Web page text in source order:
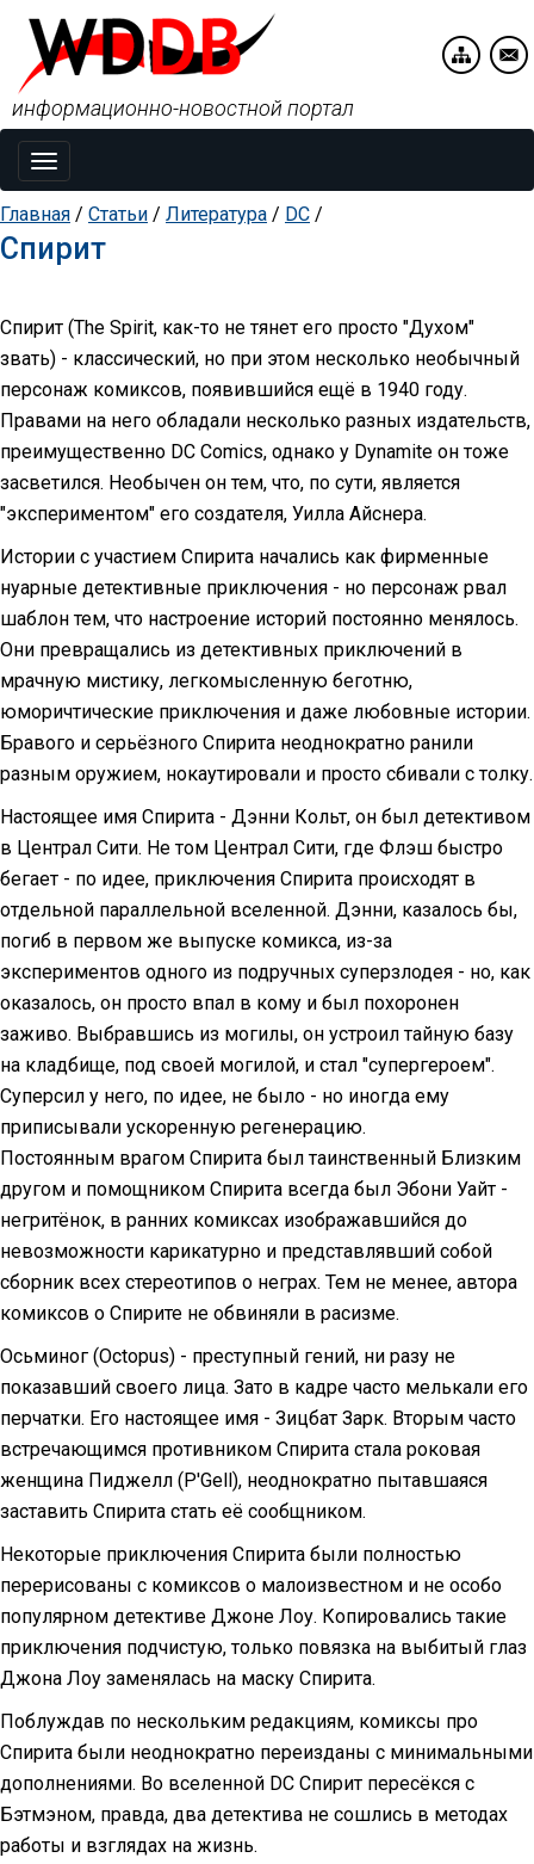
Toggle
navigation
информационно-новостной портал
Главная / Статьи / Литература / DC /
Спирит
Спирит (The Spirit, как-то не тянет его просто "Духом"
звать) - классический, но при этом несколько необычный
персонаж комиксов, появившийся ещё в 1940 году.
Правами на него обладали несколько разных издательств,
преимущественно DC Comics, однако у Dynamite он тоже
засветился. Необычен он тем, что, по сути, является
"экспериментом" его создателя, Уилла Айснера.
Истории с участием Спирита начались как фирменные
нуарные детективные приключения - но персонаж рвал
шаблон тем, что настроение историй постоянно менялось.
Они превращались из детективных приключений в
мрачную мистику, легкомысленную беготню,
юморичтические приключения и даже любовные истории.
Бравого и серьёзного Спирита неоднократно ранили
разным оружием, нокаутировали и просто сбивали с толку.
Настоящее имя Спирита - Дэнни Кольт, он был детективом
в Централ Сити. Не том Централ Сити, где Флэш быстро
бегает - по идее, приключения Спирита происходят в
отдельной параллельной вселенной. Дэнни, казалось бы,
погиб в первом же выпуске комикса, из-за
экспериментов одного из подручных суперзлодея - но, как
оказалось, он просто впал в кому и был похоронен
заживо. Выбравшись из могилы, он устроил тайную базу
на кладбище, под своей могилой, и стал "супергероем".
Суперсил у него, по идее, не было - но иногда ему
приписывали ускоренную регенерацию.
Постоянным врагом Спирита был таинственный Близким
другом и помощником Спирита всегда был Эбони Уайт -
негритёнок, в ранних комиксах изображавшийся до
невозможности карикатурно и представлявший собой
сборник всех стереотипов о неграх. Тем не менее, автора
комиксов о Спирите не обвиняли в расизме.
Осьминог (Octopus) - преступный гений, ни разу не
показавший своего лица. Зато в кадре часто мелькали его
перчатки. Его настоящее имя - Зицбат Зарк. Вторым часто
встречающимся противником Спирита стала роковая
женщина Пиджелл (P'Gell), неоднократно пытавшаяся
заставить Спирита стать её сообщником.
Некоторые приключения Спирита были полностью
перерисованы с комиксов о малоизвестном и не особо
популярном детективе Джоне Лоу. Копировались такие
приключения подчистую, только повязка на выбитый глаз
Джона Лоу заменялась на маску Спирита.
Поблуждав по нескольким редакциям, комиксы про
Спирита были неоднократно переизданы с минимальными
дополнениями. Во вселенной DC Спирит пересёкся с
Бэтмэном, правда, два детектива не сошлись в методах
работы и взглядах на жизнь.